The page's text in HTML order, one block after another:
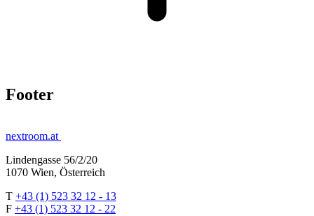
Footer
nextroom.at
Lindengasse 56/2/20
1070 Wien, Österreich
T +43 (1) 523 32 12 - 13
F +43 (1) 523 32 12 - 22